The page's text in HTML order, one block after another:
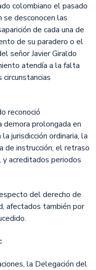
colombiano el pasado
se desconocen las
de cada una de
de su paradero o el
señor Javier Giraldo
atendía a la falta
reconoció
demora prolongada en
jurisdicción ordinaria, la
de instrucción, el retraso
y acreditados periodos
del derecho de
afectados también por
la Delegación del